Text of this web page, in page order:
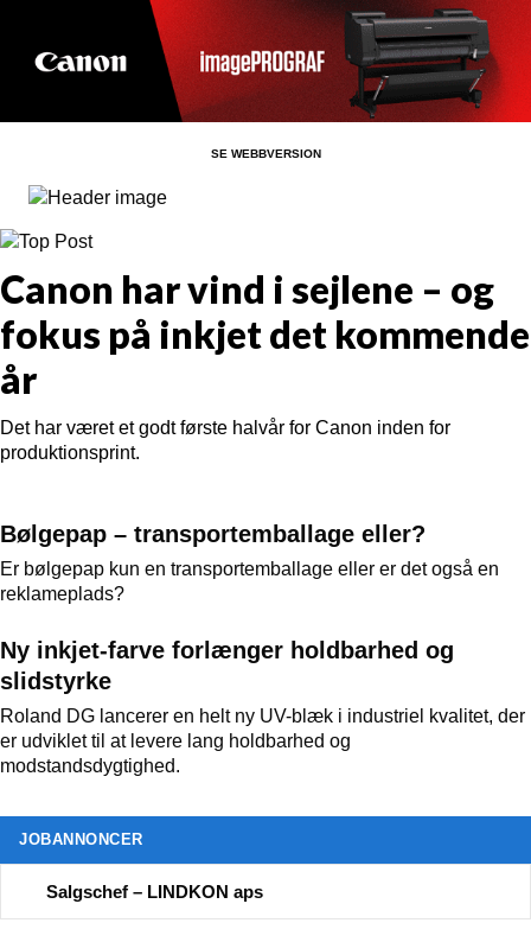
SE WEBBVERSION
Canon har vind i sejlene – og
fokus på inkjet det kommende
år
Det har været et godt første halvår for Canon inden for
produktionsprint.
Bølgepap – transportemballage eller?
Er bølgepap kun en transportemballage eller er det også en
reklameplads?
Ny inkjet-farve forlænger holdbarhed og
slidstyrke
Roland DG lancerer en helt ny UV-blæk i industriel kvalitet, der
er udviklet til at levere lang holdbarhed og
modstandsdygtighed.
JOBANNONCER
Salgschef – LINDKON aps